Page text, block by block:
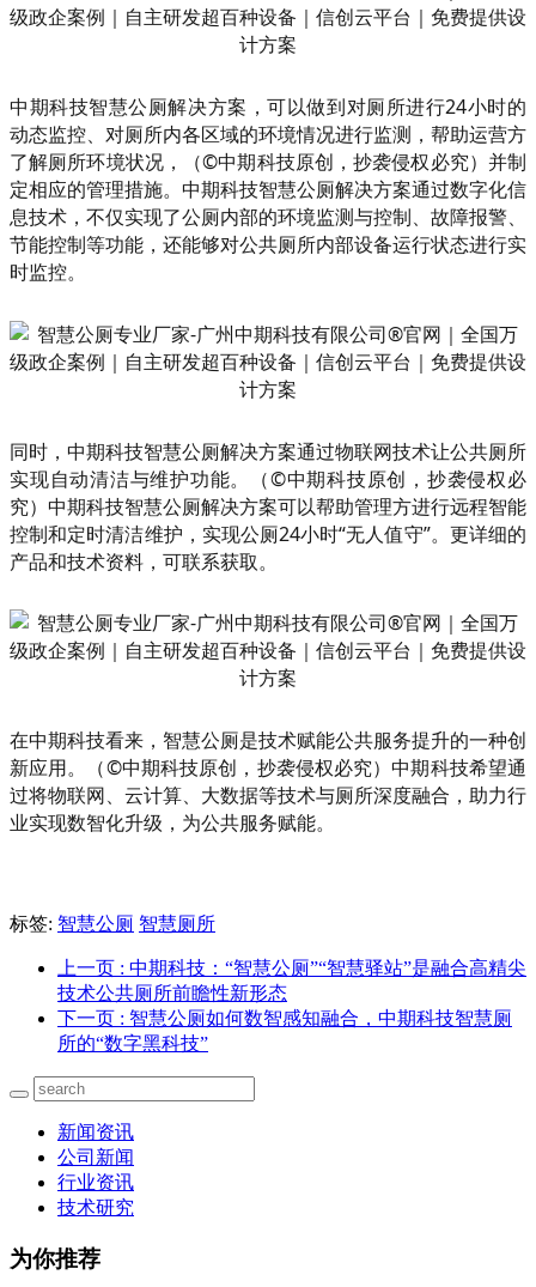
中期科技智慧公厕解决方案，可以做到对厕所进行24小时的
动态监控、对厕所内各区域的环境情况进行监测，帮助运营方
了解厕所环境状况，（©中期科技原创，抄袭侵权必究）并制
定相应的管理措施。中期科技智慧公厕解决方案通过数字化信
息技术，不仅实现了公厕内部的环境监测与控制、故障报警、
节能控制等功能，还能够对公共厕所内部设备运行状态进行实
时监控。
同时，中期科技智慧公厕解决方案通过物联网技术让公共厕所
实现自动清洁与维护功能。（©中期科技原创，抄袭侵权必
究）中期科技智慧公厕解决方案可以帮助管理方进行远程智能
控制和定时清洁维护，实现公厕24小时“无人值守”。更详细的
产品和技术资料，可联系获取。
在中期科技看来，智慧公厕是技术赋能公共服务提升的一种创
新应用。（©中期科技原创，抄袭侵权必究）中期科技希望通
过将物联网、云计算、大数据等技术与厕所深度融合，助力行
业实现数智化升级，为公共服务赋能。
标签: 智慧公厕 智慧厕所
上一页 : 中期科技：“智慧公厕”“智慧驿站”是融合高精尖
技术公共厕所前瞻性新形态
下一页 : 智慧公厕如何数智感知融合，中期科技智慧厕
所的“数字黑科技”
新闻资讯
公司新闻
行业资讯
技术研究
为你推荐